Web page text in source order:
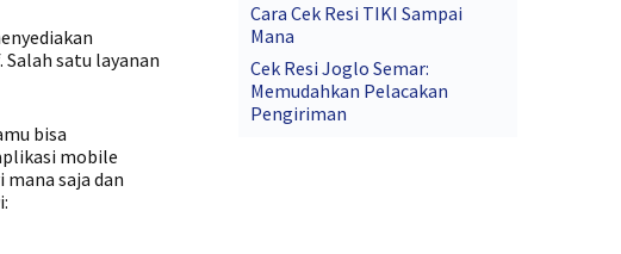
satu layanan
bisa
mobile
saja dan
Cara Cek Resi TIKI Sampai
Mana
Cek Resi Joglo Semar:
Memudahkan Pelacakan
Pengiriman